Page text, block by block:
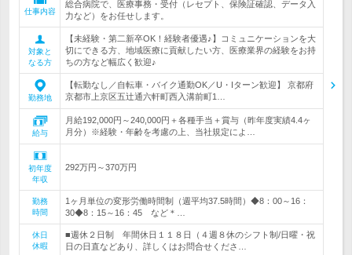
仕事内容
総合病院で、医療事務・受付（レセプト、保険証確認、データ入
力など）をお任せします。
対象と
なる方
【未経験・第二新卒OK！経験者優遇♪】コミュニケーションを大
切にできる方、地域医療に貢献したい方、医療業界の経験をお持
ちの方など幅広く歓迎♪
勤務地
【転勤なし／自転車・バイク通勤OK／U・Iターン歓迎】 京都府
京都市上京区五辻通六軒町西入溝前町1…
給与
月給192,000円～240,000円＋各種手当＋賞与（昨年度実績4.4ヶ
月分）※経験・年齢を考慮の上、当社規定によ…
初年度
年収
292万円～370万円
勤務
時間
1ヶ月単位の変形労働時間制（週平均37.5時間）◆8：00～16：
30◆8：15～16：45 など＊…
休日
休暇
■週休２日制 年間休日１１８日（４週８休のシフト制/日曜・祝
日の日直などあり、詳しくはお問合せくださ…